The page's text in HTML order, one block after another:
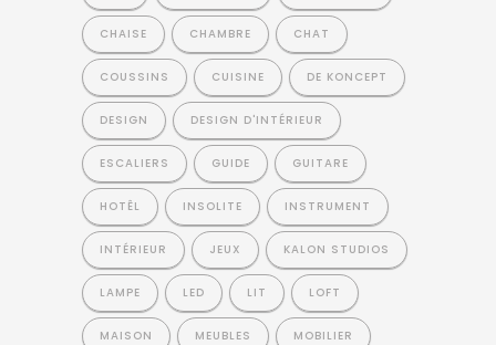
CHAISE CHAMBRE CHAT
COUSSINS CUISINE DE KONCEPT
DESIGN DESIGN D'INTÉRIEUR
ESCALIERS GUIDE GUITARE
HOTÊL INSOLITE INSTRUMENT
INTÉRIEUR JEUX KALON STUDIOS
LAMPE LED LIT LOFT
MAISON MEUBLES MOBILIER